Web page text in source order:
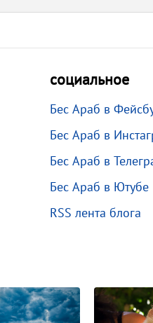
социальное
Бес Араб в
Бес Араб в
Бес Араб в
Бес Араб в Ютубе
RSS лента блога